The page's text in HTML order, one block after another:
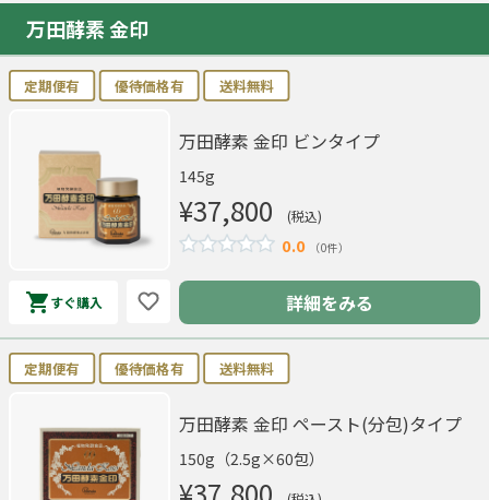
万田酵素 金印
定期便有 優待価格有 送料無料
万田酵素 金印 ビンタイプ
145g
¥37,800 (税込)
0.0 （0件）
すぐ購入 詳細をみる
定期便有 優待価格有 送料無料
万田酵素 金印 ペースト(分包)タイプ
150g（2.5g×60包）